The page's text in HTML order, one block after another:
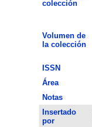
colección
Volumen de
la colección
ISSN
Área
Notas
Insertado
por